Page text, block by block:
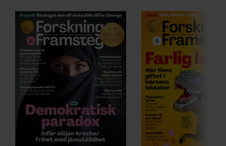
Dessa kan i sin tur kombinera informationen med annan
information som du har tillhandahållit eller som de har
samlat in när du har använt deras tjänster.